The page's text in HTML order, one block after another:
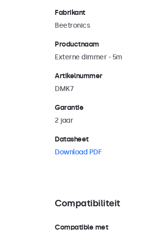
Fabrikant
Beetronics
Productnaam
Externe dimmer - 5m
Artikelnummer
DMK7
Garantie
2 jaar
Datasheet
Download PDF
Compatibiliteit
Compatible met